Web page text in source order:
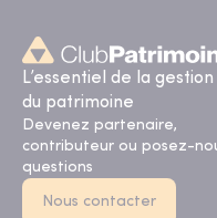
L’essentiel de la
du patrimoine
Devenez partenaire,
contributeur ou posez-
questions
Nous contacter